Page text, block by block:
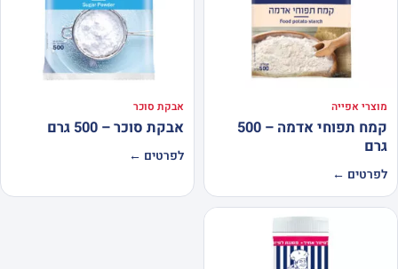
מוצרי אפייה
קמח תפוחי אדמה – 500
גרם
לפרטים ←
אבקת סוכר
אבקת סוכר – 500 גרם
לפרטים ←